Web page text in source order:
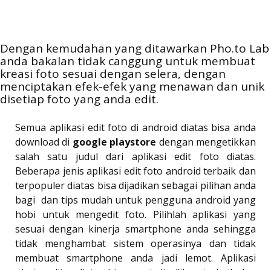
Dengan kemudahan yang ditawarkan Pho.to Lab
anda bakalan tidak canggung untuk membuat
kreasi foto sesuai dengan selera, dengan
menciptakan efek-efek yang menawan dan unik
disetiap foto yang anda edit.
Semua aplikasi edit foto di android diatas bisa anda
download di google playstore dengan mengetikkan
salah satu judul dari aplikasi edit foto diatas.
Beberapa jenis aplikasi edit foto android terbaik dan
terpopuler diatas bisa dijadikan sebagai pilihan anda
bagi dan tips mudah untuk pengguna android yang
hobi untuk mengedit foto. Pilihlah aplikasi yang
sesuai dengan kinerja smartphone anda sehingga
tidak menghambat sistem operasinya dan tidak
membuat smartphone anda jadi lemot. Aplikasi